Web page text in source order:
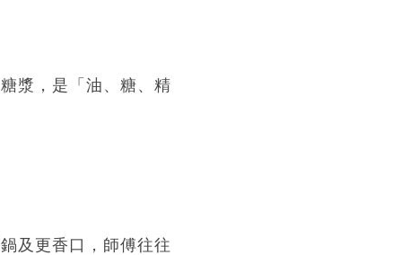
漿，是「油、糖、精
及更香口，師傅往往